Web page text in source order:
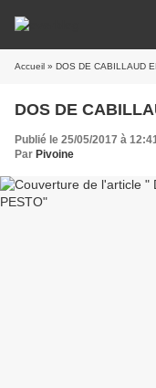
Accueil » DOS DE CABILLAUD
DOS DE
Publié le 25/05/2017 à
Par Pivoine